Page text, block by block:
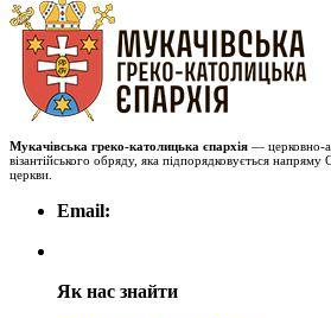
Мукачівська греко-католицька єпархія — церковно-
візантійського обряду, яка підпорядковується
церкви.
Email:
Як нас знайти